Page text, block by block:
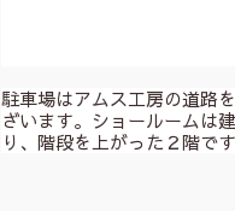
駐車場はアムス工房の道路
ざいます。ショールームは
り、階段を上がった２階です